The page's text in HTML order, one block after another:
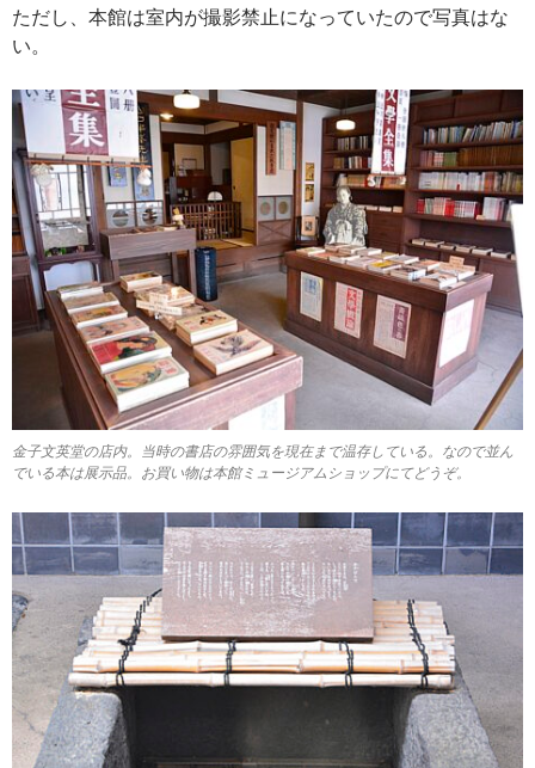
ただし、本館は室内が撮影禁止になっていたので写真はな
い。
金子文英堂の店内。当時の書店の雰囲気を現在まで温存している。なので並ん
でいる本は展示品。お買い物は本館ミュージアムショップにてどうぞ。